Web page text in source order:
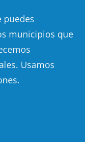
puedes
municipios que
Usamos